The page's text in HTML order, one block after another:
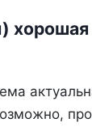
хорошая